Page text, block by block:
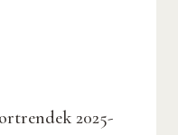
2025-